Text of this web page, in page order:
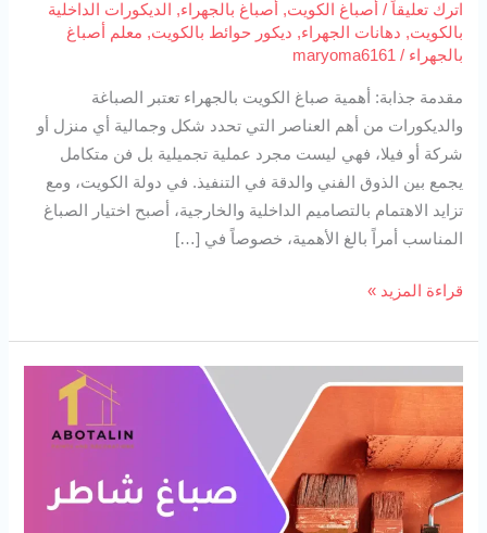
اترك تعليقاً / أصباغ الكويت, أصباغ بالجهراء,
الديكورات الداخلية
بالكويت, دهانات الجهراء, ديكور حوائط بالكويت, معلم أصباغ
بالجهراء /
maryoma6161
مقدمة جذابة: أهمية صباغ الكويت بالجهراء تعتبر الصباغة
والديكورات من أهم العناصر التي تحدد شكل وجمالية أي منزل أو
شركة أو فيلا، فهي ليست مجرد عملية تجميلية بل فن متكامل
يجمع بين الذوق الفني والدقة في التنفيذ. في دولة الكويت، ومع
تزايد الاهتمام بالتصاميم الداخلية والخارجية، أصبح اختيار الصباغ
المناسب أمراً بالغ الأهمية، خصوصاً في […]
قراءة المزيد »
صباغ
بالجهراء
94727923